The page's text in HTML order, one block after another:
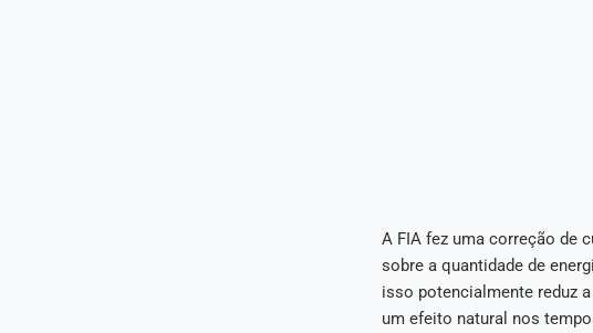
A FIA fez uma correção de
sobre a quantidade de
isso potencialmente reduz
um efeito natural nos